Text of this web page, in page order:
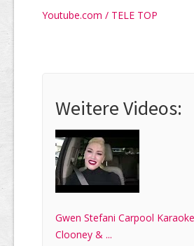
Youtube.com / TELE TOP
Weitere Videos:
Gwen Stefani Carpool
Clooney & ...